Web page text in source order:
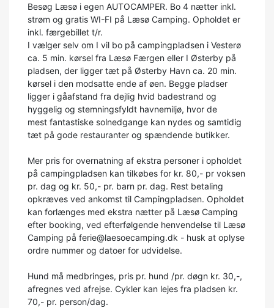
Besøg Læsø i egen AUTOCAMPER. Bo 4 nætter inkl.
strøm og gratis WI-FI på Læsø Camping. Opholdet er
inkl. færgebillet t/r.
I vælger selv om I vil bo på campingpladsen i Vesterø
ca. 5 min. kørsel fra Læsø Færgen eller I Østerby på
pladsen, der ligger tæt på Østerby Havn ca. 20 min.
kørsel i den modsatte ende af øen. Begge pladser
ligger i gåafstand fra dejlig hvid badestrand og
hyggelig og stemningsfyldt havnemiljø, hvor de
mest fantastiske solnedgange kan nydes og samtidig
tæt på gode restauranter og spændende butikker.
Mer pris for overnatning af ekstra personer i opholdet
på campingpladsen kan tilkøbes for kr. 80,- pr voksen
pr. dag og kr. 50,- pr. barn pr. dag. Rest betaling
opkræves ved ankomst til Campingpladsen. Opholdet
kan forlænges med ekstra nætter på Læsø Camping
efter booking, ved efterfølgende henvendelse til Læsø
Camping på ferie@laesoecamping.dk - husk at oplyse
ordre nummer og datoer for udvidelse.
Hund må medbringes, pris pr. hund /pr. døgn kr. 30,-,
afregnes ved afrejse. Cykler kan lejes fra pladsen kr.
70,- pr. person/dag.